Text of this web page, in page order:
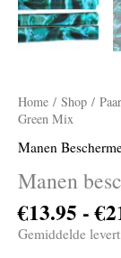
Home / Shop /
Green Mix
Manen
Manen
€13.95 - €
Gemiddelde